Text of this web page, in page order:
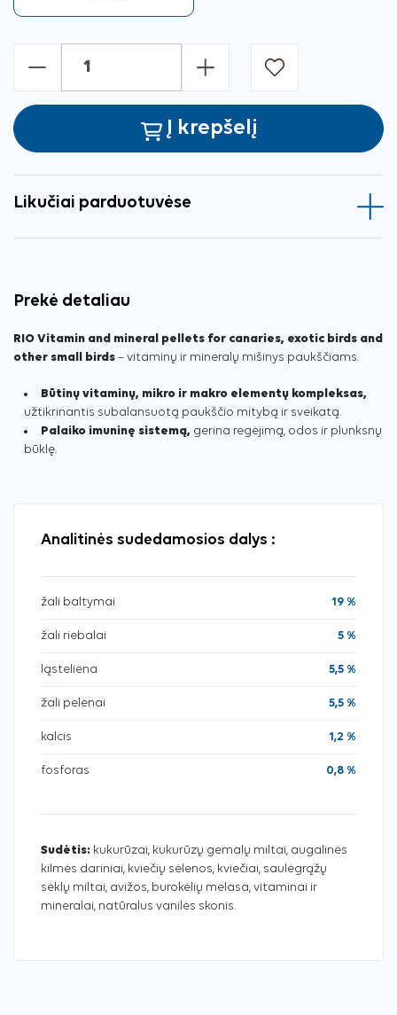
- +
Į krepšelį
Likučiai parduotuvėse
Prekė detaliau
RIO Vitamin and mineral pellets for canaries, exotic birds and
other small birds – vitaminų ir mineralų mišinys paukščiams.
Būtinų vitaminų, mikro ir makro elementų kompleksas,
užtikrinantis subalansuotą paukščio mitybą ir sveikatą.
Palaiko imuninę sistemą, gerina regėjimą, odos ir plunksnų
būklę.
Analitinės sudedamosios dalys :
žali baltymai 19 %
žali riebalai 5 %
ląsteliena 5,5 %
žali pelenai 5,5 %
kalcis 1,2 %
fosforas 0,8 %
Sudėtis: kukurūzai, kukurūzų gemalų miltai, augalinės
kilmės dariniai, kviečių sėlenos, kviečiai, saulėgrąžų
sėklų miltai, avižos, burokėlių melasa, vitaminai ir
mineralai, natūralus vanilės skonis.